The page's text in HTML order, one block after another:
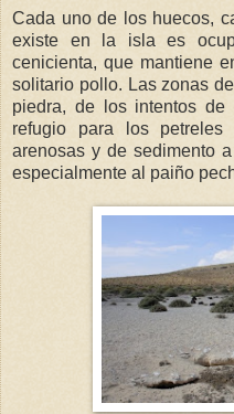
Cada uno de los huecos,
existe en la isla es
cenicienta, que mantiene
solitario pollo. Las zonas
piedra, de los intentos
refugio para los
arenosas y de sedimento
especialmente al paiño